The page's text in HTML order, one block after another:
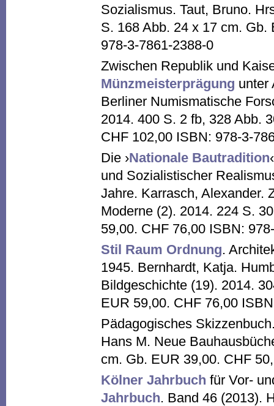
Sozialismus. Taut, Bruno.
S. 168 Abb. 24 x 17 cm.
978-3-7861-2388-0
Zwischen Republik und
Münzmeisterprägung unter
Berliner Numismatische
2014. 400 S. 2 fb, 328 Abb.
CHF 102,00 ISBN: 978-3-
Die ›Nationale Bautradition
und Sozialistischer
Jahre. Karrasch, Alexander.
Moderne (2). 2014. 224 S.
59,00. CHF 76,00 ISBN:
Stil Raum Ordnung.
1945. Bernhardt, Katja.
Bildgeschichte (19). 2014.
EUR 59,00. CHF 76,00
Pädagogisches
Hans M. Neue
cm. Gb. EUR 39,00. CHF
Kölner Jahrbuch für Vor-
Jahrbuch. Band 46 (2013).